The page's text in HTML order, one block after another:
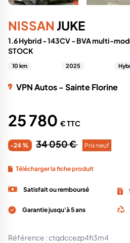
NISSAN JUKE
1.6 Hybrid - 143CV - BVA multi-
STOCK
10 km 2025
VPN Autos - Sainte Florine
25 780 € TTC
-24 % 34 050 € Prix neuf
Télécharger la fiche produit
Satisfait ou remboursé
Garantie jusqu'à 5 ans
Référence :ctqdccezp4fi3m4